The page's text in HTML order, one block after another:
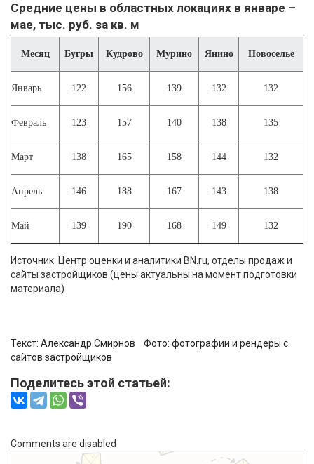
Средние цены в областных локациях в январе –
мае, тыс. руб. за кв. м
Месяц Бугры Кудрово Мурино Янино Новоселье
Январь 122 156 139 132 132
Февраль 123 157 140 138 135
Март 138 165 158 144 132
Апрель 146 188 167 143 138
Май 139 190 168 149 132
Источник: Центр оценки и аналитики BN.ru, отделы продаж и
сайты застройщиков (цены актуальны на момент подготовки
материала)
Текст: Александр Смирнов Фото: фотографии и рендеры с
сайтов застройщиков
Поделитесь этой статьей:
Comments are disabled